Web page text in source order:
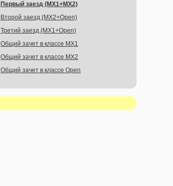
Первый заезд (MX1+MX2)
Второй заезд (MX2+Open)
Третий заезд (MX1+Open)
Общий зачет в классе MX1
Общий зачет в классе MX2
Общий зачет в классе Open